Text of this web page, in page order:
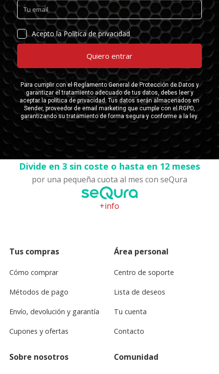
Divide en 3 sin coste o hasta en 12 meses
por una pequeña cuota al mes con seQura
+info
Tus compras
Cómo comprar
Métodos de pago
Envío, devolución y garantía
Cupones y ofertas
Área personal
Centro de soporte
Lista de deseos
Tu cuenta
Contacto
Sobre nosotros Comunidad